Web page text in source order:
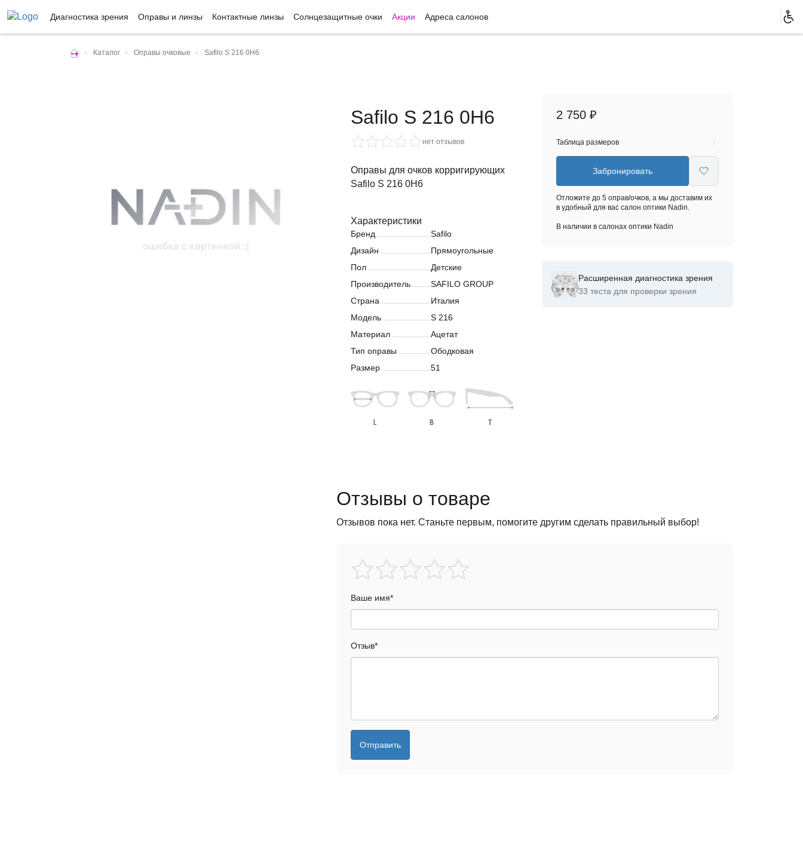
Диагностика зрения Оправы и линзы Контактные линзы Солнцезащитные очки Акции Адреса салонов
• Каталог • Оправы очковые • Safilo S 216 0H6
Safilo S 216 0H6
нет отзывов
Оправы для очков корригирующих
Safilo S 216 0H6
Характеристики
Бренд
Safilo
Дизайн
Прямоугольные
Пол
Детские
Производитель
SAFILO GROUP
Страна
Италия
Модель
S 216
Материал
Ацетат
Тип оправы
Ободковая
Размер
51
2 750 ₽
Таблица размеров
Забронировать
Отложите до 5 оправ/очков, а мы доставим их
в удобный для вас салон оптики Nadin.
В наличии в салонах оптики Nadin
Расширенная диагностика зрения
33 теста для проверки зрения
Отзывы о товаре
Отзывов пока нет. Станьте первым, помогите другим сделать правильный выбор!
Ваше имя*
Отзыв*
Отправить